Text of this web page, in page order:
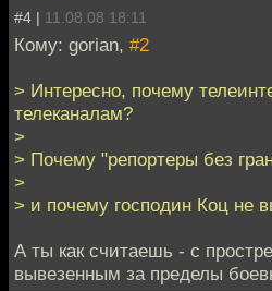
#4 | 11.08.08 18:11
Кому: gorian, #2
> Интересно, почему
телеканалам?
>
> Почему "репортеры без
>
> и почему господин Коц не
А ты как считаешь - с
вывезенным за пределы